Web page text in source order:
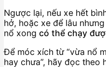
Ngược lại, nếu xe hết
hở, hoặc xe để lâu
nổ xong có thể chạy
Để móc xích từ “vừa nổ
hay chưa”, hãy đọc theo